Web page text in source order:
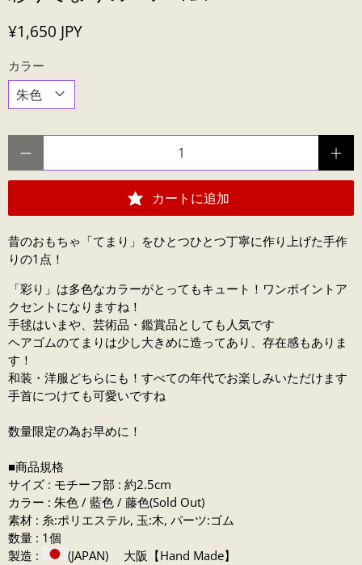
¥1,650 JPY
カラー
カートに追加
昔のおもちゃ「てまり」をひとつひとつ丁寧に作り上げた手作
りの1点！
「彩り」は多色なカラーがとってもキュート！ワンポイントア
クセントになりますね！
手毬はいまや、芸術品・鑑賞品としても人気です
ヘアゴムのてまりは少し大きめに造ってあり、存在感もありま
す！
和装・洋服どちらにも！すべての年代でお楽しみいただけます
手首につけても可愛いですね
数量限定の為お早めに！
■商品規格
サイズ : モチーフ部 : 約2.5cm
カラー : 朱色 / 藍色 / 藤色(Sold Out)
素材 : 糸:ポリエステル, 玉:木, パーツ:ゴム
数量 : 1個
製造 :
(JAPAN) 大阪【Hand Made】